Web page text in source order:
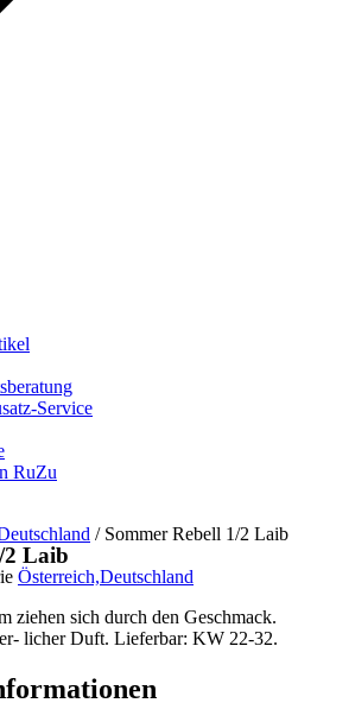
Service
RuZu
/ Sommer Rebell 1/2 Laib
2 Laib
Österreich,Deutschland
ziehen sich durch den Geschmack.
licher Duft. Lieferbar: KW 22-32.